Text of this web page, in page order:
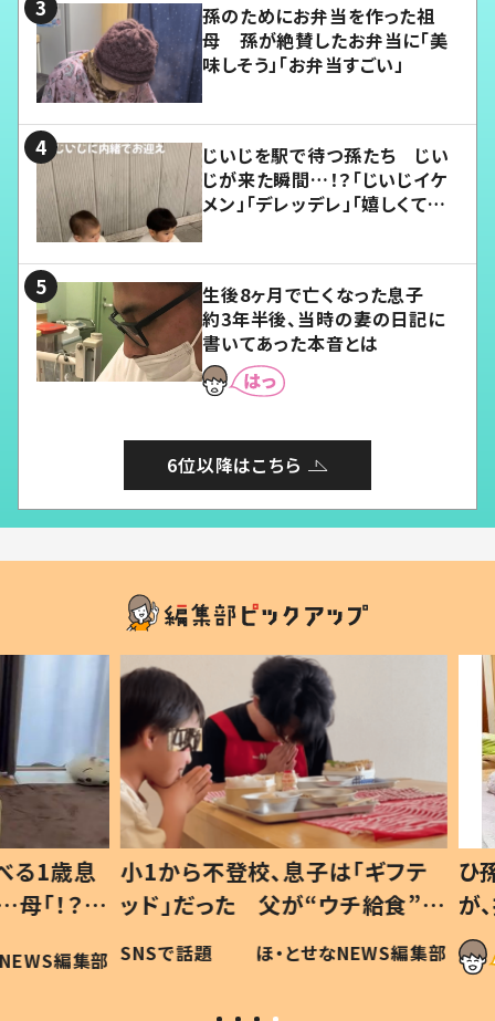
孫のためにお弁当を作った祖
母 孫が絶賛したお弁当に「美
味しそう」「お弁当すごい」
じいじを駅で待つ孫たち じい
じが来た瞬間…！？「じいじイケ
メン」「デレッデレ」「嬉しくて可
生後8ヶ月で亡くなった息子
約3年半後、当時の妻の日記に
書いてあった本音とは
6位以降はこちら
歳息
？」
編集部
小1から不登校、息子は「ギフテ
ッド」だった 父が“ウチ給食”を
作り続ける理由とは #令和の親
#令和の子
SNSで話題 ほ・とせなNEWS編集部
ひ孫
が、
「涙
い」